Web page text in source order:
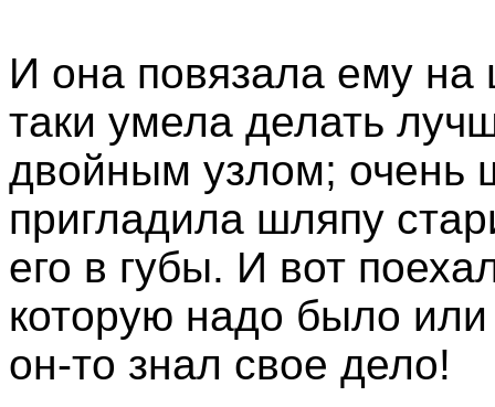
И она повязала ему на
таки умела делать
двойным узлом;
пригладила шляпу
его в губы. И вот
которую надо было
он-то знал свое дело!